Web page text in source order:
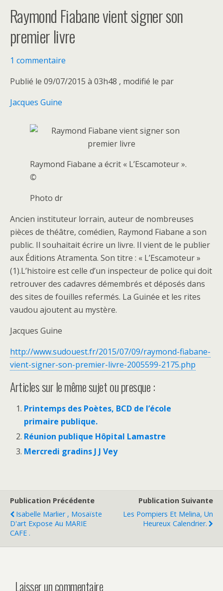
Raymond Fiabane vient signer son
premier livre
1 commentaire
Publié le 09/07/2015 à 03h48 , modifié le par
Jacques Guine
Raymond Fiabane a écrit « L’Escamoteur ».
©
Photo dr
Ancien instituteur lorrain, auteur de nombreuses
pièces de théâtre, comédien, Raymond Fiabane a son
public. Il souhaitait écrire un livre. Il vient de le publier
aux Éditions Atramenta. Son titre : « L’Escamoteur »
(1).L’histoire est celle d’un inspecteur de police qui doit
retrouver des cadavres démembrés et déposés dans
des sites de fouilles refermés. La Guinée et les rites
vaudou ajoutent au mystère.
Jacques Guine
http://www.sudouest.fr/2015/07/09/raymond-fiabane-
vient-signer-son-premier-livre-2005599-2175.php
Articles sur le même sujet ou presque :
Printemps des Poètes, BCD de l’école
primaire publique.
Réunion publique Hôpital Lamastre
Mercredi gradins J J Vey
Publication Précédente
Isabelle Marlier , Mosaïste
D'art Expose Au MARIE
CAFE .
Publication Suivante
Les Pompiers Et Melina, Un
Heureux Calendrier.
Laisser un commentaire